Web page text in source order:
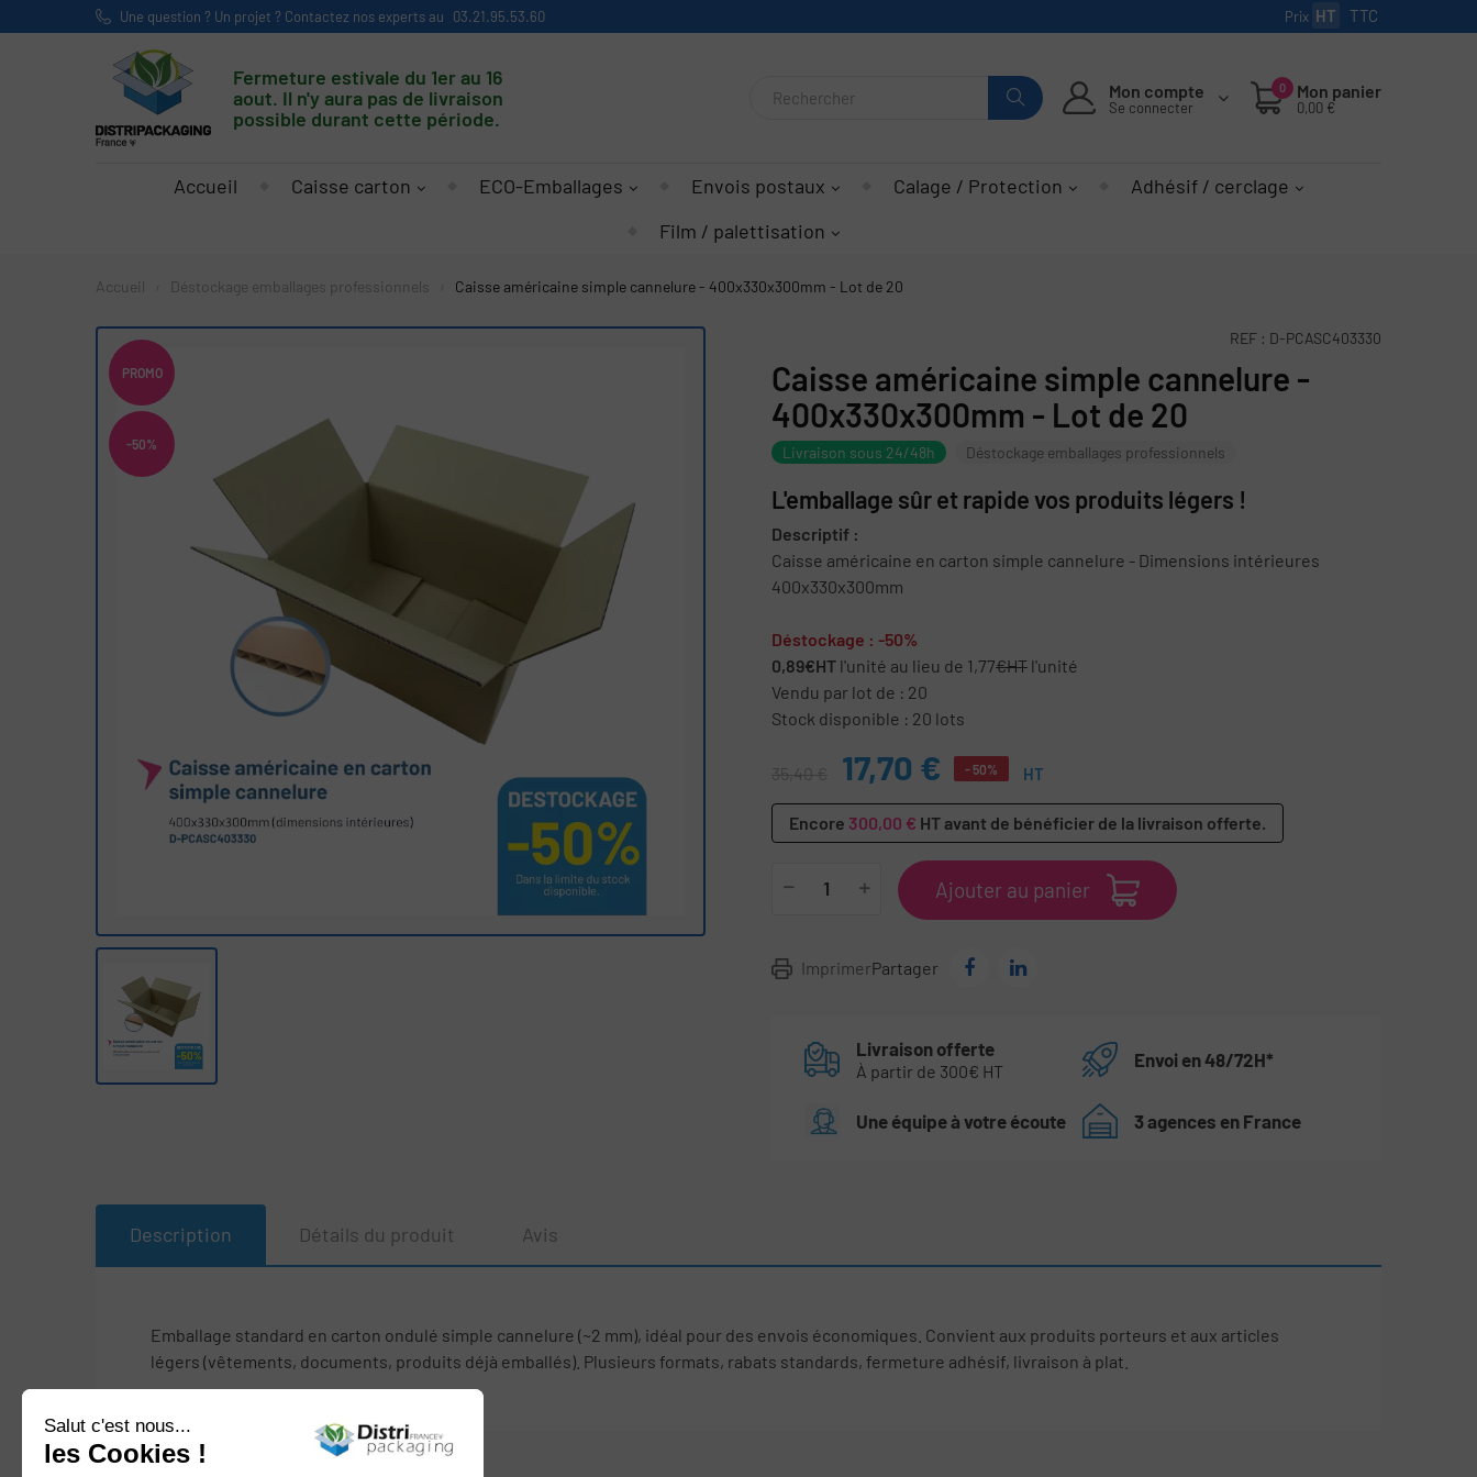
Une question ? Un projet ? Contactez nos experts au 03.21.95.53.60 Prix HT TTC
Fermeture estivale du 1er au 16
aout. Il n'y aura pas de livraison
possible durant cette période.
Mon compte
Se connecter
0 Mon panier
0,00 €
Accueil Caisse carton ECO-Emballages Envois postaux Calage / Protection
Adhésif / cerclage
Film / palettisation
Accueil Déstockage emballages professionnels Caisse américaine simple cannelure - 400x330x300mm - Lot de 20
PROMO
-50%
REF : D-PCASC403330
Caisse américaine simple cannelure -
400x330x300mm - Lot de 20
Livraison sous 24/48h Déstockage emballages professionnels
L'emballage sûr et rapide vos produits légers !
Descriptif :
Caisse américaine en carton simple cannelure - Dimensions intérieures
400x330x300mm
Déstockage : -50%
0,89€HT l'unité au lieu de 1,77€HT l'unité
Vendu par lot de : 20
Stock disponible : 20 lots
35,40 € 17,70 € - 50% HT
Encore 300,00 € HT avant de bénéficier de la livraison offerte.
Ajouter au panier
ImprimerPartager
Livraison offerte
À partir de 300€ HT
Envoi en 48/72H*
Une équipe à votre écoute 3 agences en France
Description Détails du produit Avis
Emballage standard en carton ondulé simple cannelure (~2 mm), idéal pour des envois économiques. Convient aux produits porteurs et aux articles
légers (vêtements, documents, produits déjà emballés). Plusieurs formats, rabats standards, fermeture adhésif, livraison à plat.